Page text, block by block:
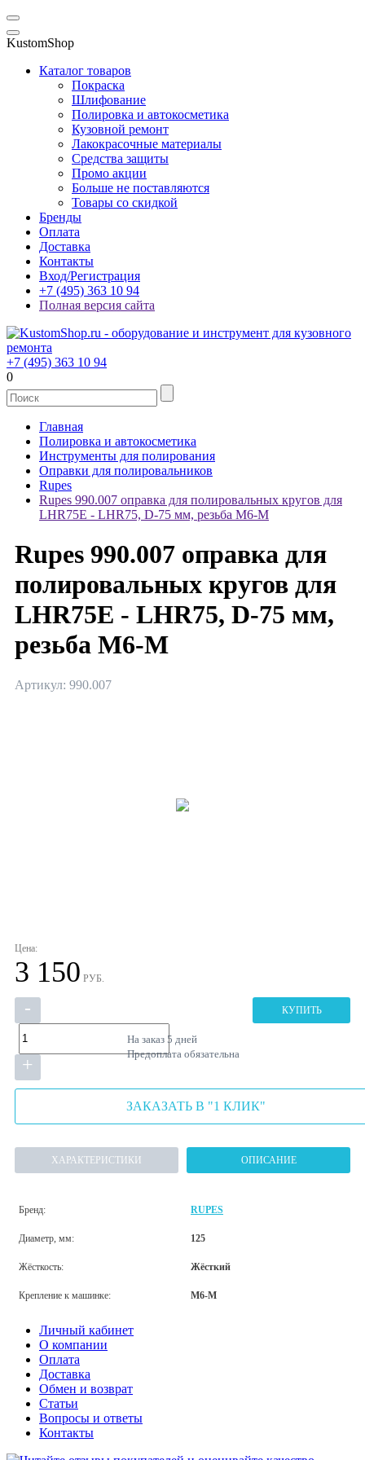
KustomShop
Каталог товаров
Покраска
Шлифование
Полировка и автокосметика
Кузовной ремонт
Лакокрасочные материалы
Средства защиты
Промо акции
Больше не поставляются
Товары со скидкой
Бренды
Оплата
Доставка
Контакты
Вход/Регистрация
+7 (495) 363 10 94
Полная версия сайта
+7 (495) 363 10 94
0
Главная
Полировка и автокосметика
Инструменты для полирования
Оправки для полировальников
Rupes
Rupes 990.007 оправка для полировальных кругов для
LHR75Е - LHR75, D-75 мм, резьба М6-M
Rupes 990.007 оправка для
полировальных кругов для
LHR75Е - LHR75, D-75 мм,
резьба М6-M
Артикул: 990.007
Цена:
3 150 РУБ.
-
+
КУПИТЬ
На заказ 5 дней
Предоплата обязательна
ЗАКАЗАТЬ В "1 КЛИК"
ХАРАКТЕРИСТИКИ ОПИСАНИЕ
Бренд: RUPES
Диаметр, мм: 125
Жёсткость: Жёсткий
Крепление к машинке: M6-M
Личный кабинет
О компании
Оплата
Доставка
Обмен и возврат
Статьи
Вопросы и ответы
Контакты